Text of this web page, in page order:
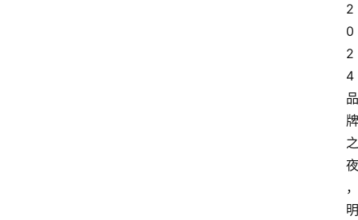
2
0
2
4
品
牌
之
夜
，
明